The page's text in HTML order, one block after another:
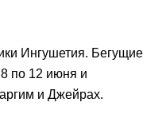
Ингушетия. Бегущие
8 по 12 июня и
и Джейрах.